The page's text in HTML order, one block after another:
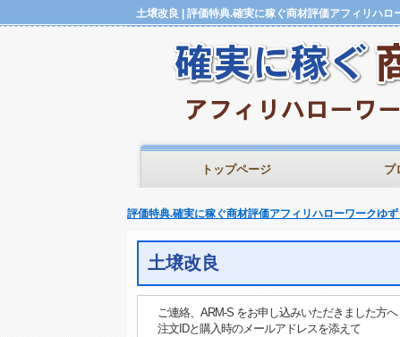
トップページ プ
評価特典.確実に稼ぐ商材評価アフィリハローワークゆず
土壌改良
ご連絡、ARM-S をお申し込みいただきました方へ
注文IDと購入時のメールアドレスを添えて